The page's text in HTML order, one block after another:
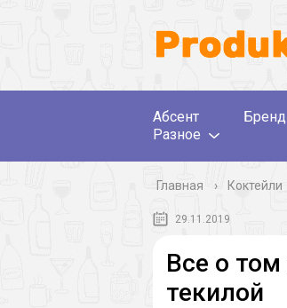
Абсент
Разное
Главная › Коктейли
29.11.2019
Все о том
текилой